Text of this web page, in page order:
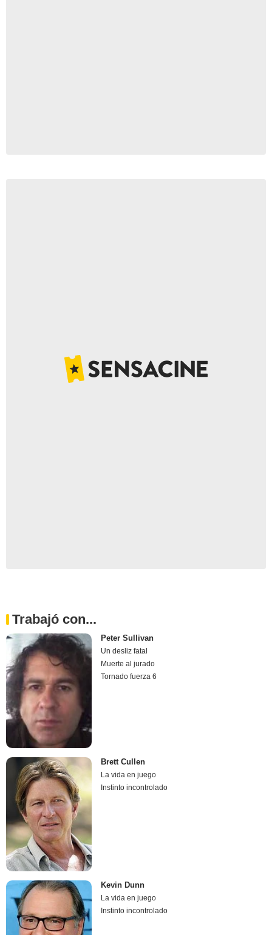
Trabajó con...
Peter Sullivan
Un desliz fatal
Muerte al jurado
Tornado fuerza 6
Brett Cullen
La vida en juego
Instinto incontrolado
Kevin Dunn
La vida en juego
Instinto incontrolado